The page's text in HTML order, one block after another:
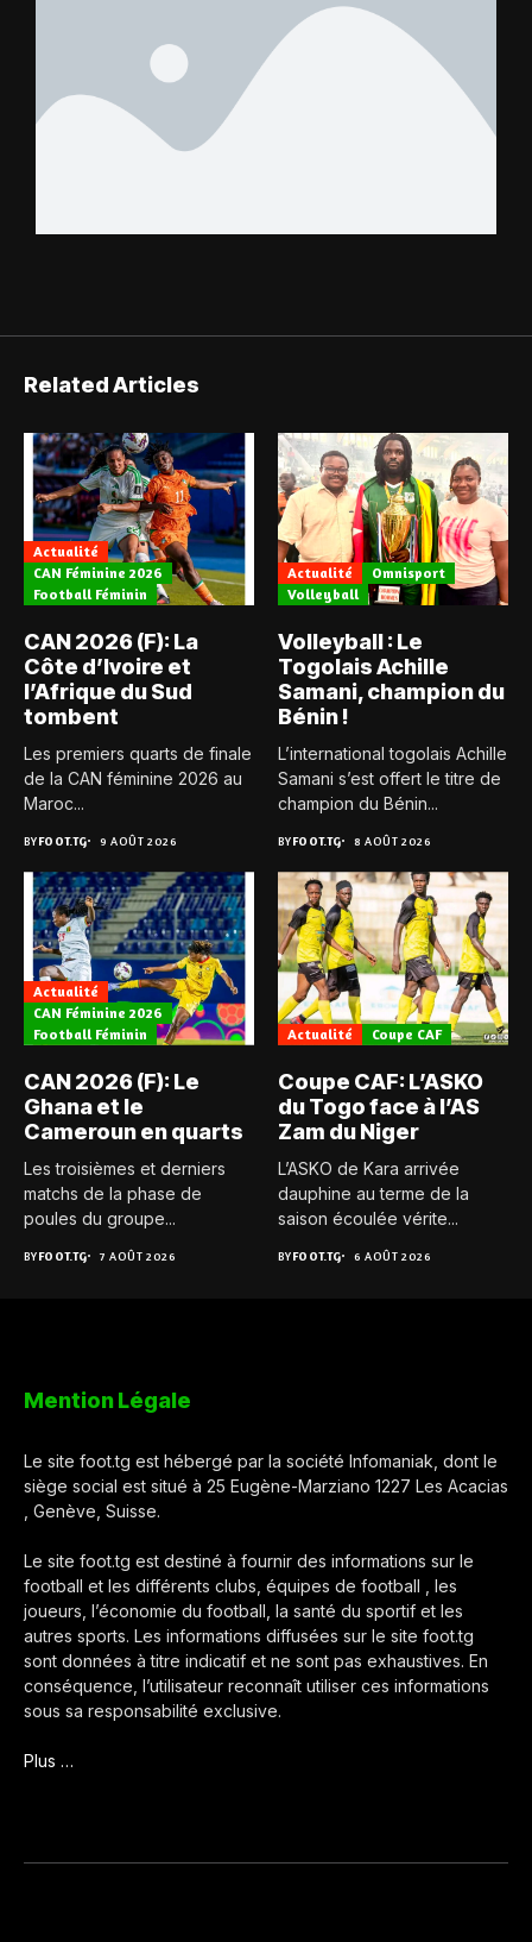
Related Articles
Actualité
CAN Féminine 2026
Football Féminin
CAN 2026 (F): La
Côte d’Ivoire et
l’Afrique du Sud
tombent
Les premiers quarts de finale
de la CAN féminine 2026 au
Maroc...
BYFOOT.TG 9 AOÛT 2026
Actualité
Omnisport
Volleyball
Volleyball : Le
Togolais Achille
Samani, champion du
Bénin !
L’international togolais Achille
Samani s’est offert le titre de
champion du Bénin...
BYFOOT.TG 8 AOÛT 2026
Actualité
CAN Féminine 2026
Football Féminin
CAN 2026 (F): Le
Ghana et le
Cameroun en quarts
Les troisièmes et derniers
matchs de la phase de
poules du groupe...
BYFOOT.TG 7 AOÛT 2026
Actualité Coupe CAF
Coupe CAF: L’ASKO
du Togo face à l’AS
Zam du Niger
L’ASKO de Kara arrivée
dauphine au terme de la
saison écoulée vérite...
BYFOOT.TG 6 AOÛT 2026
Mention Légale
Le site foot.tg est hébergé par la société Infomaniak, dont le
siège social est situé à 25 Eugène-Marziano 1227 Les Acacias
, Genève, Suisse.
Le site foot.tg est destiné à fournir des informations sur le
football et les différents clubs, équipes de football , les
joueurs, l’économie du football, la santé du sportif et les
autres sports. Les informations diffusées sur le site foot.tg
sont données à titre indicatif et ne sont pas exhaustives. En
conséquence, l’utilisateur reconnaît utiliser ces informations
sous sa responsabilité exclusive.
Plus …